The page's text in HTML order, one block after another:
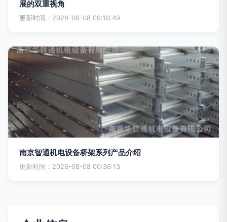
展的双重视角
更新时间：2026-08-08 09:19:49
南京智通机电设备桥架系列产品介绍
更新时间：2026-08-08 00:36:13